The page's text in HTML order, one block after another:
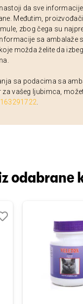
nastoji da sve
Međutim,
zbog čega su
sa ambalaže
možda želite da
sa podacima sa
vašeg ljubimca,
odabrane